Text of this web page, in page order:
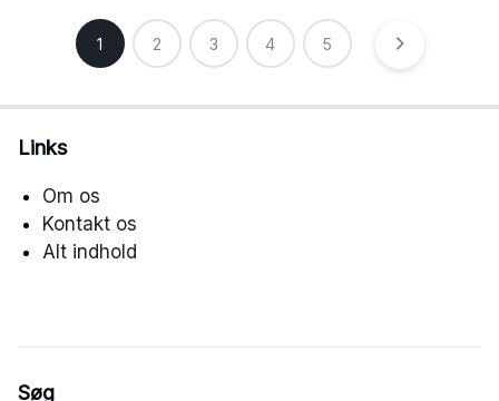
Posts
pagination
1 2 3 4 5
Links
Om os
Kontakt os
Alt indhold
Søg